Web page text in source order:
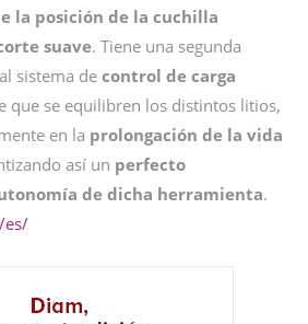
la posición de la cuchilla
suave. Tiene una segunda
sistema de control de carga
que se equilibren los distintos litios,
en la prolongación de la vida
así un perfecto
de dicha herramienta.
es/